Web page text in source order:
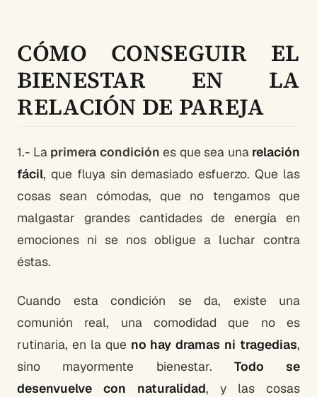
CÓMO CONSEGUIR EL
BIENESTAR EN LA
RELACIÓN DE PAREJA
1.- La primera condición es que sea una relación
fácil, que fluya sin demasiado esfuerzo. Que las
cosas sean cómodas, que no tengamos que
malgastar grandes cantidades de energía en
emociones ni se nos obligue a luchar contra
éstas.
Cuando esta condición se da, existe una
comunión real, una comodidad que no es
rutinaria, en la que no hay dramas ni tragedias,
sino mayormente bienestar. Todo se
desenvuelve con naturalidad, y las cosas